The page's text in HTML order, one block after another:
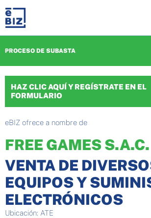
content
PROCESO DE SUBASTA
HAZ CLIC AQUÍ Y REGÍSTRATE EN EL
FORMULARIO
eBIZ ofrece a nombre de
FREE GAMES S.A.C.
VENTA DE
EQUIPOS Y
ELECTRÓNICOS
Ubicación: ATE